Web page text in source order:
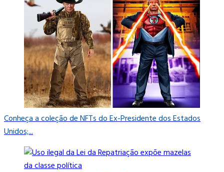
Conheça a coleção de NFTs do Ex-Presidente dos Estados
Unidos;...